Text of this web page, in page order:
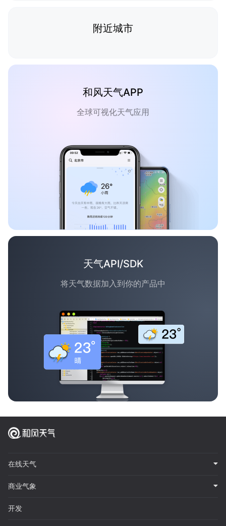
附近城市
和风天气APP
全球可视化天气应用
天气API/SDK
将天气数据加入到你的产品中
在线天气
商业气象
开发